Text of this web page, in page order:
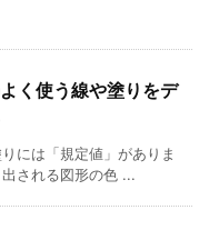
く使う線や塗りをデ
には「規定値」がありま
される図形の色 ...